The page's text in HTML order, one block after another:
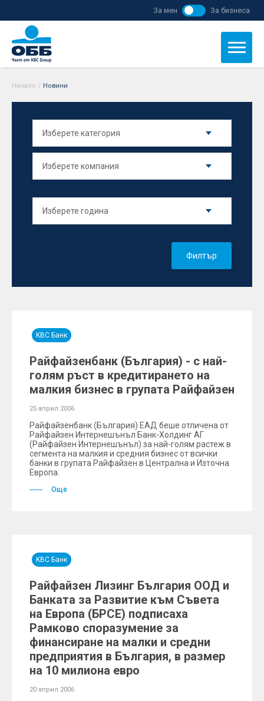
За мен За бизнеса
Начало / Новини
Филтър
KBC Банк
Райфайзенбанк (България) - с най-
голям ръст в кредитирането на
малкия бизнес в групата Райфайзен
25 април 2006
Райфайзенбанк (България) ЕАД беше отличена от
Райфайзен Интернешънъл Банк-Холдинг АГ
(Райфайзен Интернешънъл) за най-голям растеж в
сегмента на малкия и средния бизнес от всички
банки в групата Райфайзен в Централна и Източна
Европа.
Още
KBC Банк
Райфайзен Лизинг България ООД и
Банката за Развитие към Съвета
на Европа (БРСЕ) подписаха
Рамково споразумение за
финансиране на малки и средни
предприятия в България, в размер
на 10 милиона евро
20 април 2006